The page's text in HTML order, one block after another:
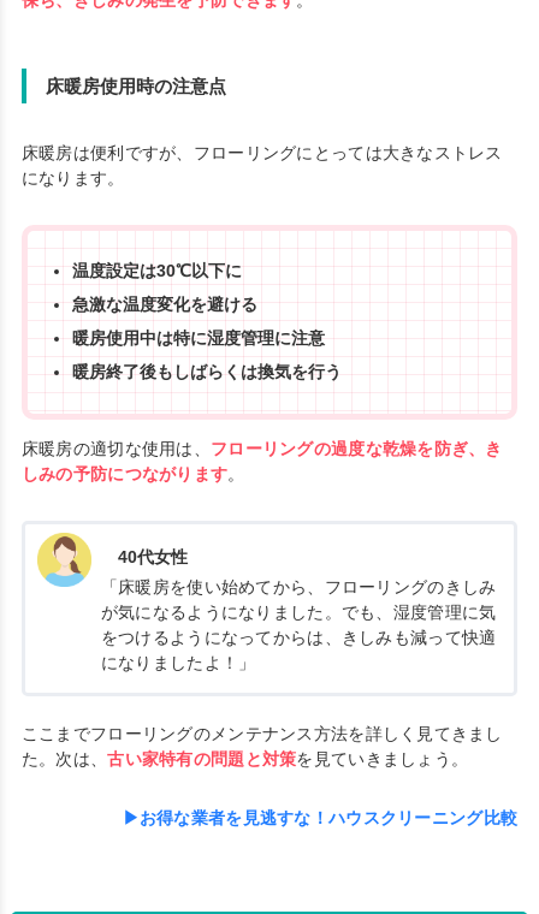
床暖房使用時の注意点
床暖房は便利ですが、フローリングにとっては大きなストレス
になります。
温度設定は30℃以下に
急激な温度変化を避ける
暖房使用中は特に湿度管理に注意
暖房終了後もしばらくは換気を行う
床暖房の適切な使用は、 フローリングの過度な乾燥を防ぎ、き
しみの予防につながります。
40代女性
「床暖房を使い始めてから、フローリングのきしみ
が気になるようになりました。でも、湿度管理に気
をつけるようになってからは、きしみも減って快適
になりましたよ！」
ここまでフローリングのメンテナンス方法を詳しく見てきまし
た。次は、古い家特有の問題と対策を見ていきましょう。
▶お得な業者を見逃すな！ハウスクリーニング比較